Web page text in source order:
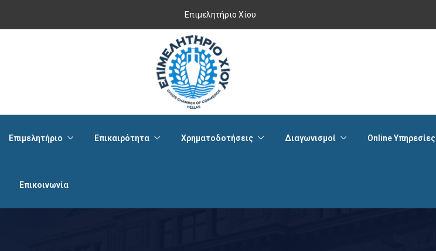
Επιμελητήριο Χίου
Επιμελητήριο Επικαιρότητα Χρηματοδοτήσεις Διαγωνισμοί Online Υπηρεσίες
Επικοινωνία